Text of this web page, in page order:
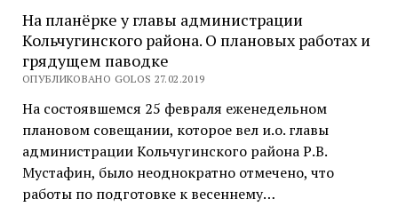
На планёрке у главы администрации
Кольчугинского района. О плановых работах и
грядущем паводке
ОПУБЛИКОВАНО GOLOS 27.02.2019
На состоявшемся 25 февраля еженедельном
плановом совещании, которое вел и.о. главы
администрации Кольчугинского района Р.В.
Мустафин, было неоднократно отмечено, что
работы по подготовке к весеннему…